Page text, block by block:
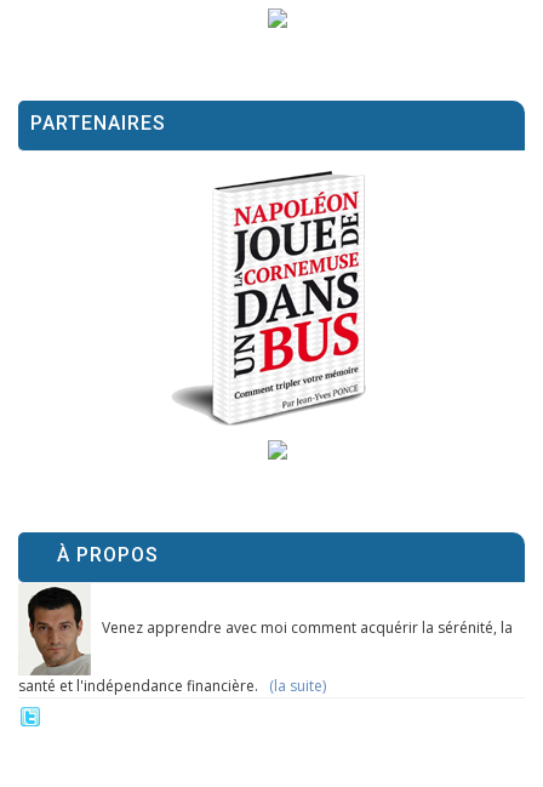
PARTENAIRES
À PROPOS
Venez apprendre avec moi comment acquérir la sérénité, la
santé et l'indépendance financière. (la suite)